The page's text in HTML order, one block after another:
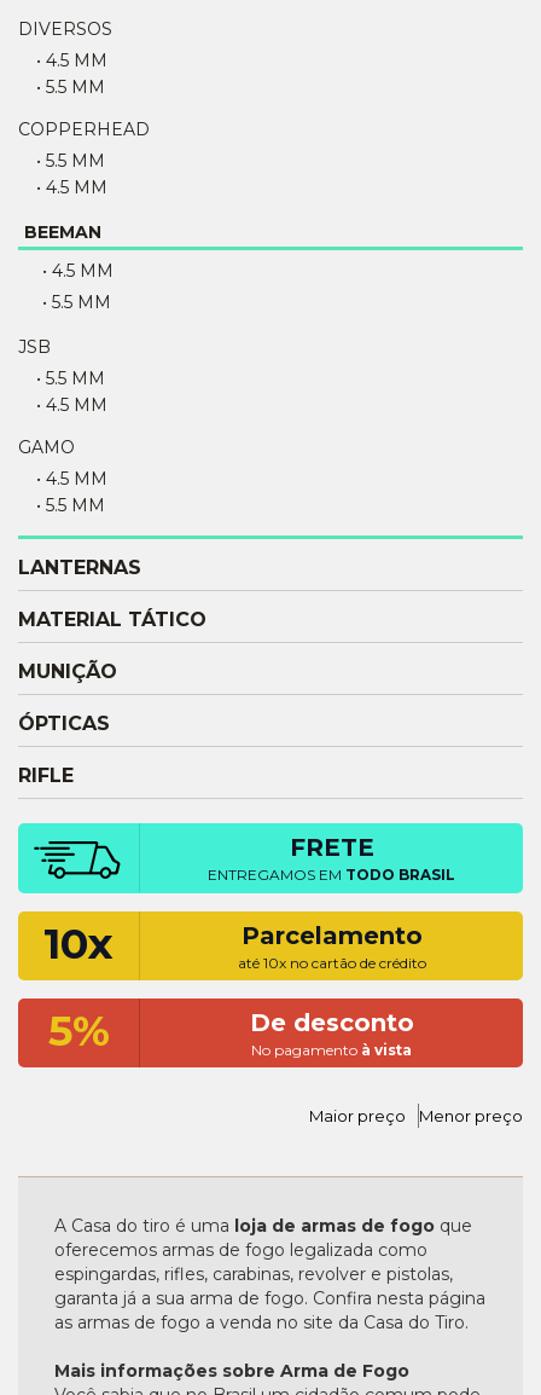
DIVERSOS
• 4.5 MM
• 5.5 MM
COPPERHEAD
• 5.5 MM
• 4.5 MM
BEEMAN
• 4.5 MM
• 5.5 MM
JSB
• 5.5 MM
• 4.5 MM
GAMO
• 4.5 MM
• 5.5 MM
LANTERNAS
MATERIAL TÁTICO
MUNIÇÃO
ÓPTICAS
RIFLE
FRETE
ENTREGAMOS EM TODO BRASIL
10x Parcelamento
até 10x no cartão de crédito
5% De desconto
No pagamento à vista
Maior preço Menor preço
A Casa do tiro é uma loja de armas de fogo que
oferecemos armas de fogo legalizada como
espingardas, rifles, carabinas, revolver e pistolas,
garanta já a sua arma de fogo. Confira nesta página
as armas de fogo a venda no site da Casa do Tiro.
Mais informações sobre Arma de Fogo